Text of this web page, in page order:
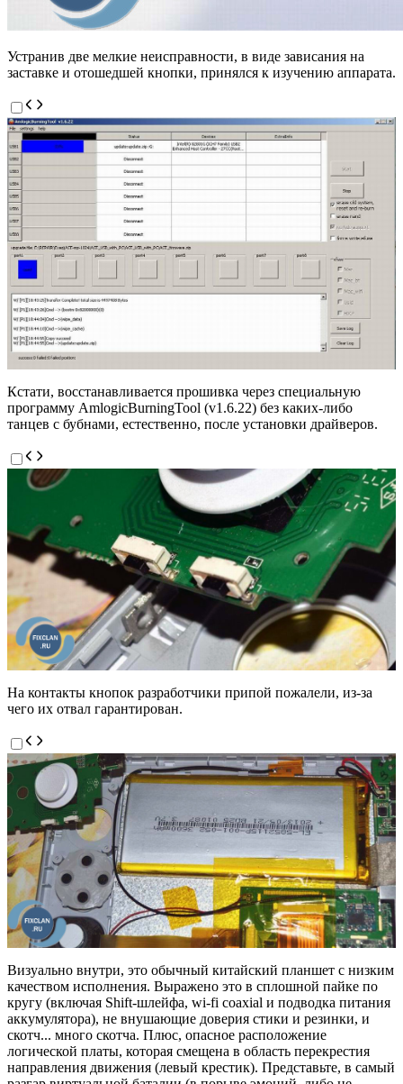
Устранив две мелкие неисправности, в виде зависания на
заставке и отошедшей кнопки, принялся к изучению аппарата.
Кстати, восстанавливается прошивка через специальную
программу AmlogicBurningTool (v1.6.22) без каких-либо
танцев с бубнами, естественно, после установки драйверов.
На контакты кнопок разработчики припой пожалели, из-за
чего их отвал гарантирован.
Визуально внутри, это обычный китайский планшет с низким
качеством исполнения. Выражено это в сплошной пайке по
кругу (включая Shift-шлейфа, wi-fi coaxial и подводка питания
аккумулятора), не внушающие доверия стики и резинки, и
скотч... много скотча. Плюс, опасное расположение
логической платы, которая смещена в область перекрестия
направления движения (левый крестик). Представьте, в самый